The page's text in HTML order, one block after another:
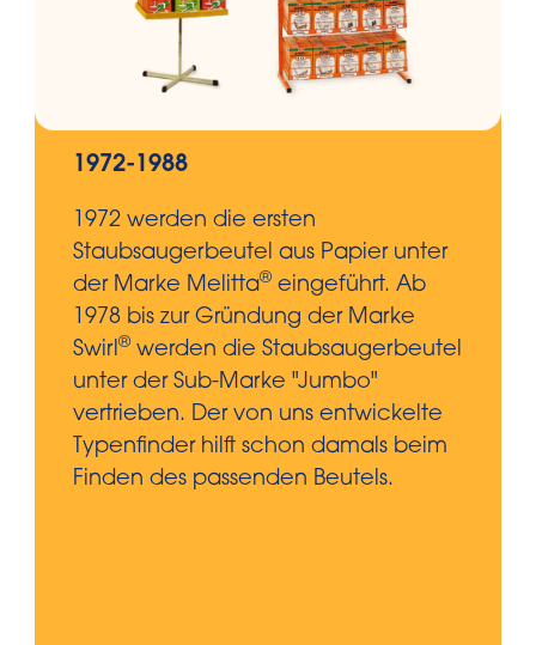
1972-1988
1972 werden die ersten
Staubsaugerbeutel aus Papier unter
der Marke Melitta® eingeführt. Ab
1978 bis zur Gründung der Marke
Swirl® werden die Staubsaugerbeutel
unter der Sub-Marke "Jumbo"
vertrieben. Der von uns entwickelte
Typenfinder hilft schon damals beim
Finden des passenden Beutels.